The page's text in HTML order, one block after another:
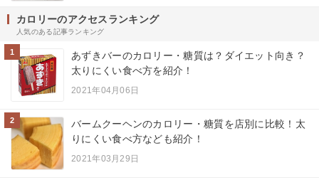
カロリーのアクセスランキング
人気のある記事ランキング
1
あずきバーのカロリー・糖質は？ダイエット向き？
太りにくい食べ方を紹介！
2021年04月06日
2
バームクーヘンのカロリー・糖質を店別に比較！太
りにくい食べ方なども紹介！
2021年03月29日